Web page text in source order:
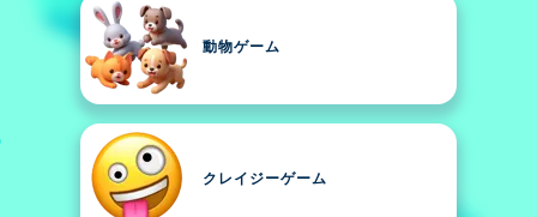
動物ゲーム
クレイジーゲーム